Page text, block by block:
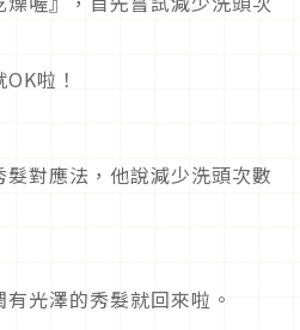
啦！
對應法，他說減少洗頭次數
光澤的秀髮就回來啦。